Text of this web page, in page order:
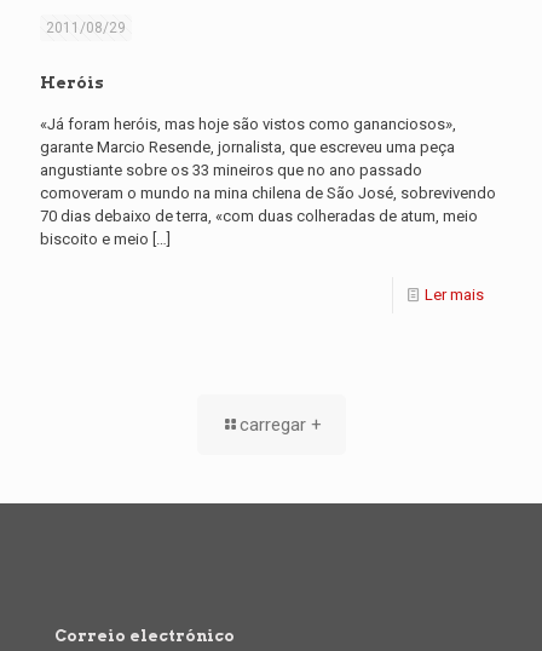
2011/08/29
Heróis
«Já foram heróis, mas hoje são vistos como gananciosos»,
garante Marcio Resende, jornalista, que escreveu uma peça
angustiante sobre os 33 mineiros que no ano passado
comoveram o mundo na mina chilena de São José, sobrevivendo
70 dias debaixo de terra, «com duas colheradas de atum, meio
biscoito e meio […]
Ler mais
carregar +
Correio electrónico